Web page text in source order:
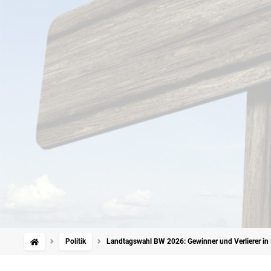
Politik Landtagswahl BW 2026: Gewinner und Verlierer